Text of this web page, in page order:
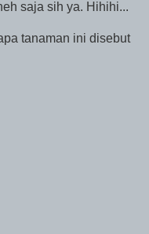
saja sih ya. Hihihi...
tanaman ini disebut